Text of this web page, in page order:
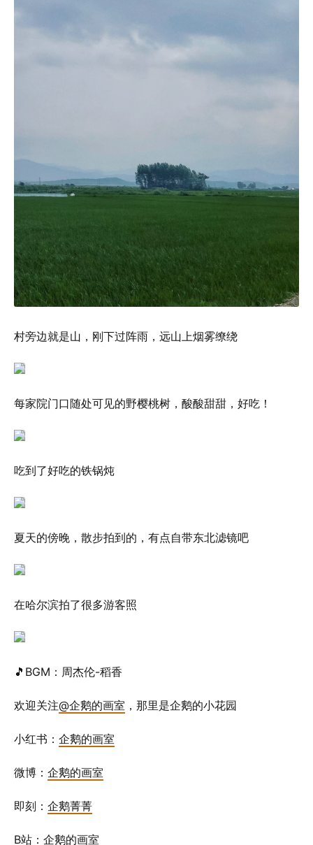
村旁边就是山，刚下过阵雨，远山上烟雾缭绕
每家院门口随处可见的野樱桃树，酸酸甜甜，好吃！
吃到了好吃的铁锅炖
夏天的傍晚，散步拍到的，有点自带东北滤镜吧
在哈尔滨拍了很多游客照
🎵BGM：周杰伦-稻香
欢迎关注@企鹅的画室 ，那里是企鹅的小花园
小红书： 企鹅的画室
微博： 企鹅的画室
即刻： 企鹅菁菁
B站： 企鹅的画室